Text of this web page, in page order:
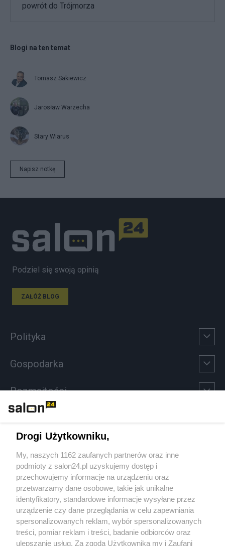
powrót do Trójmorza
Blogi na ten temat
Tomasz Sakiewicz
Jarosław Warzecha
Stary Wiarus
Napisz notkę
Podziel się swoją opinią
ZAŁÓŻ BLOG
Polityka
Gospodarka
Rozmaitości
Sport
Społeczeństwo
Kultura
Drogi Użytkowniku,
My, naszych 1162 zaufanych partnerów oraz inne
podmioty z salon24.pl uzyskujemy dostęp i
przechowujemy informacje na urządzeniu oraz
przetwarzamy dane osobowe, takie jak unikalne
identyfikatory, standardowe informacje wysyłane przez
urządzenie czy dane przeglądania w celu zapewniania
spersonalizowanych reklam, wybór spersonalizowanych
treści, pomiar reklam i treści, badanie odbiorców oraz
ulepszanie usług. Za zgodą Użytkownika my i Zaufani